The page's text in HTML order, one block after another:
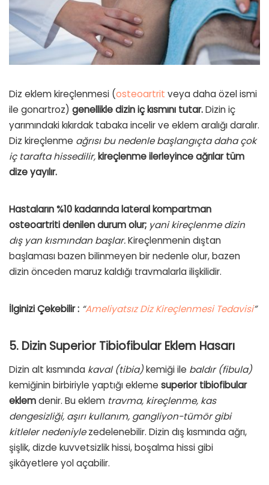
Diz eklem kireçlenmesi (osteoartrit veya daha özel ismi
ile gonartroz) genellikle dizin iç kısmını tutar.Dizin iç
yarımındaki kıkırdak tabaka incelir ve eklem aralığı daralır.
Diz kireçlenme ağrısı bu nedenle başlangıçta daha çok
iç tarafta hissedilir, kireçlenme ilerleyince ağrılar tüm
dize yayılır.
Hastaların %10 kadarında lateral kompartman
osteoartriti denilen durum olur; yani kireçlenme dizin
dış yan kısmından başlar.Kireçlenmenin dıştan
başlaması bazen bilinmeyen bir nedenle olur, bazen
dizin önceden maruz kaldığı travmalarla ilişkilidir.
İlginizi Çekebilir : “Ameliyatsız Diz Kireçlenmesi Tedavisi”
5. Dizin Superior Tibiofibular Eklem Hasarı
Dizin alt kısmında kaval (tibia)kemiği ile baldır (fibula)
kemiğinin birbiriyle yaptığı ekleme superior tibiofibular
eklemdenir. Bu eklem travma, kireçlenme, kas
dengesizliği, aşırı kullanım, gangliyon-tümör gibi
kitleler nedeniylezedelenebilir. Dizin dış kısmında ağrı,
şişlik, dizde kuvvetsizlik hissi, boşalma hissi gibi
şikâyetlere yol açabilir.